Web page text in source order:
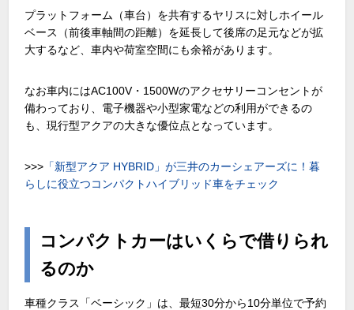
プラットフォーム（車台）を共有するヤリスに対しホイール
ベース（前後車軸間の距離）を延長して後席の足元などが拡
大するなど、車内や荷室空間にも余裕があります。
なお車内にはAC100V・ 1500Wのアクセサリーコンセントが
備わっており、電子機器や小型家電などの利用ができるの
も、現行型アクアの大きな優位点となっています。
>>> 「新型アクア HYBRID」が三井のカーシェアーズに！暮
らしに役立つコンパクトハイブリッド車をチェック
コンパクトカーはいくらで借りられ
るのか
車種クラス「ベーシック」は、最短30分から10分単位で予約